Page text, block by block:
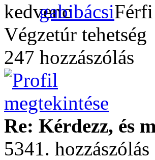
gabibácsi
Végzetúr tehetség
247 hozzászólás
Re: Kérdezz, és
5341.